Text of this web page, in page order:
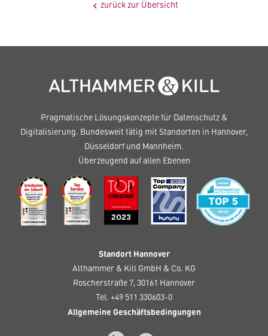
chevron_left zurück zur Übersicht
Pragmatische Lösungskonzepte für Datenschutz &
Digitalisierung. Bundesweit tätig mit Standorten in Hannover,
Düsseldorf und Mannheim.
Überzeugend auf allen Ebenen
Standort Hannover
Althammer & Kill GmbH & Co. KG
Roscherstraße 7, 30161 Hannover
Tel. +49 511 330603-0
Allgemeine Geschäftsbedingungen